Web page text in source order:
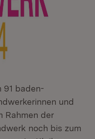
91 baden-
und
Rahmen der
noch bis zum